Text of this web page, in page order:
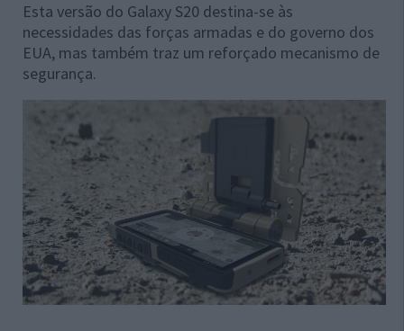
Esta versão do Galaxy S20 destina-se às
necessidades das forças armadas e do governo dos
EUA, mas também traz um reforçado mecanismo de
segurança.